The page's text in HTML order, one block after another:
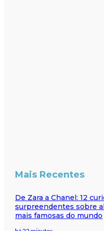
Mais Recentes
De Zara a Chanel: 12
surpreendentes sobre
mais famosas do mundo